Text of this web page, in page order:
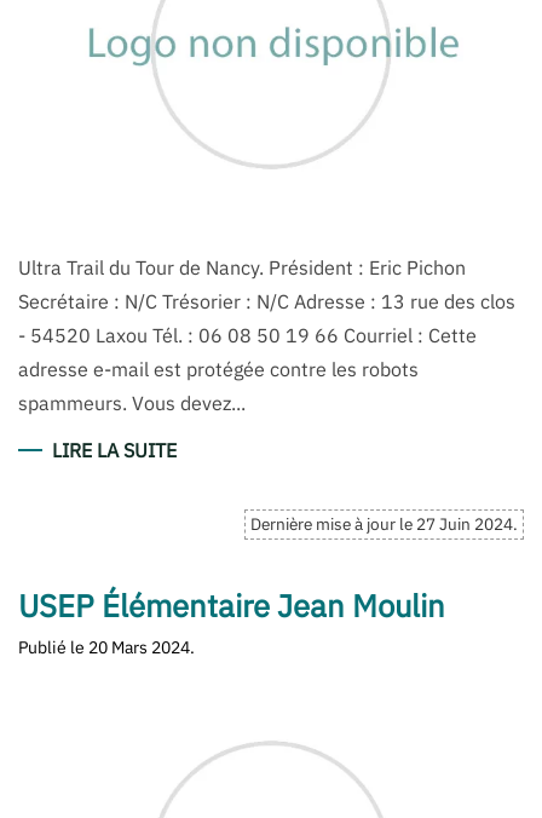
Ultra Trail du Tour de Nancy. Président : Eric Pichon
Secrétaire : N/C Trésorier : N/C Adresse : 13 rue des clos
- 54520 Laxou Tél. : 06 08 50 19 66 Courriel : Cette
adresse e-mail est protégée contre les robots
spammeurs. Vous devez...
LIRE LA SUITE
Dernière mise à jour le 27 Juin 2024.
USEP Élémentaire Jean Moulin
Publié le 20 Mars 2024.